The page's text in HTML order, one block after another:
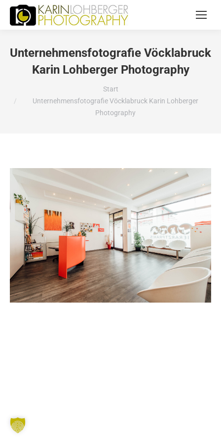
Unternehmensfotografie Vöcklabruck
Karin Lohberger Photography
Start
Unternehmensfotografie Vöcklabruck Karin Lohberger
Photography